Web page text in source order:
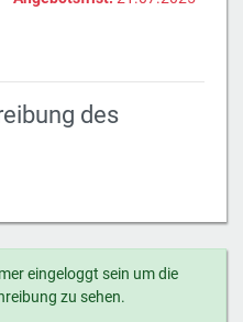
des
eingeloggt sein um die
zu sehen.